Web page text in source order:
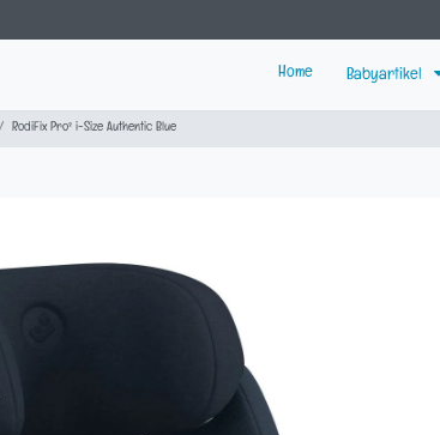
Home Babyartikel
RodiFix Pro² i-Size Authentic Blue